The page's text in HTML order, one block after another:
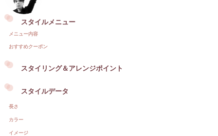
スタイルメニュー
メニュー内容
おすすめクーポン
スタイリング＆アレンジポイント
スタイルデータ
長さ
カラー
イメージ